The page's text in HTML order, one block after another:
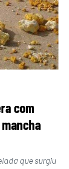
com
que surgiu